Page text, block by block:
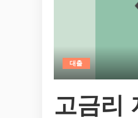
대출
고금리